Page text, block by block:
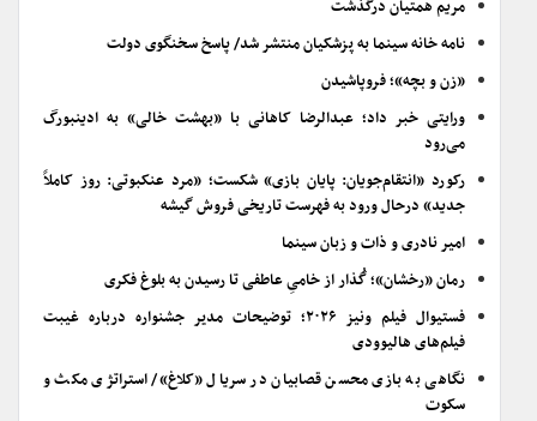
مریم همتیان درگذشت
نامه خانه سینما به پزشکیان منتشر شد/ پاسخ سخنگوی دولت
«زن و بچه»؛ فروپاشیدن
ورایتی خبر داد؛ عبدالرضا کاهانی با «بهشت خالی» به ادینبورگ
می‌رود
رکورد «انتقام‌جویان: پایان بازی» شکست؛ «مرد عنکبوتی: روز کاملاً
جدید» درحال ورود به فهرست تاریخی فروش گیشه
امیر نادری و ذات و زبان سینما
رمان «رخشان»؛ گُذار از خامیِ عاطفی تا رسیدن به بلوغ فکری
فستیوال فیلم ونیز ۲۰۲۶؛ توضیحات مدیر جشنواره درباره غیبت
فیلم‌های هالیوودی
نگاهی به بازی محسن قصابیان در سریال «کلاغ»/ استراتژی مکث و
سکوت